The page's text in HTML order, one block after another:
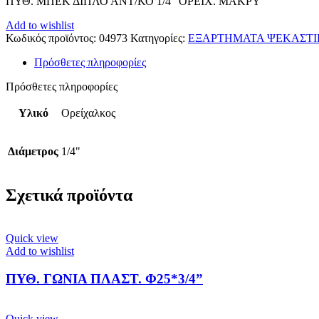
Add to wishlist
Κωδικός προϊόντος: 04973 Κατηγορίες: ΕΞΑΡΤΗΜΑΤΑ
Πρόσθετες πληροφορίες
Πρόσθετες πληροφορίες
Υλικό Ορείχαλκος
Διάμετρος 1/4"
Σχετικά προϊόντα
Quick view
Add to wishlist
ΠΥΘ. ΓΩΝΙΑ ΠΛΑΣΤ. Φ25*3/4”